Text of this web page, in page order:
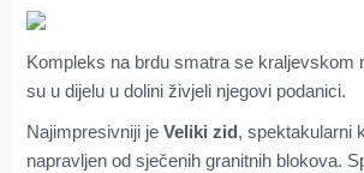
Kompleks na brdu smatra se kraljevskom
su u dijelu u dolini živjeli njegovi podanici.
Najimpresivniji je Veliki zid, spektakularni
napravljen od sječenih granitnih blokova.